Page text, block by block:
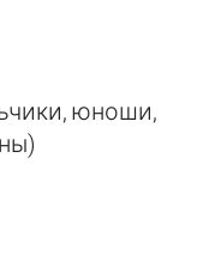
юноши,